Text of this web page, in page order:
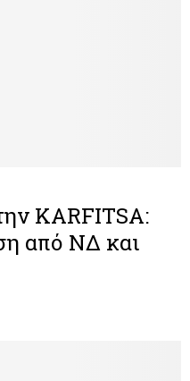
KARFITSA:
από ΝΔ και